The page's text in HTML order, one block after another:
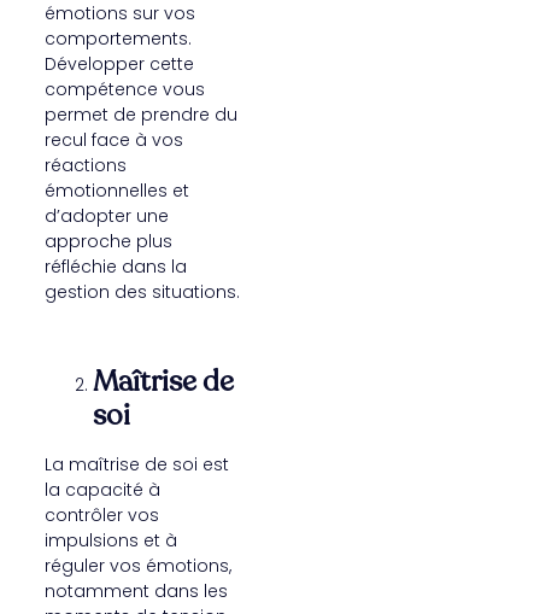
émotions sur vos
comportements.
Développer cette
compétence vous
permet de prendre du
recul face à vos
réactions
émotionnelles et
d’adopter une
approche plus
réfléchie dans la
gestion des situations.
Maîtrise de
soi
La maîtrise de soi est
la capacité à
contrôler vos
impulsions et à
réguler vos émotions,
notamment dans les